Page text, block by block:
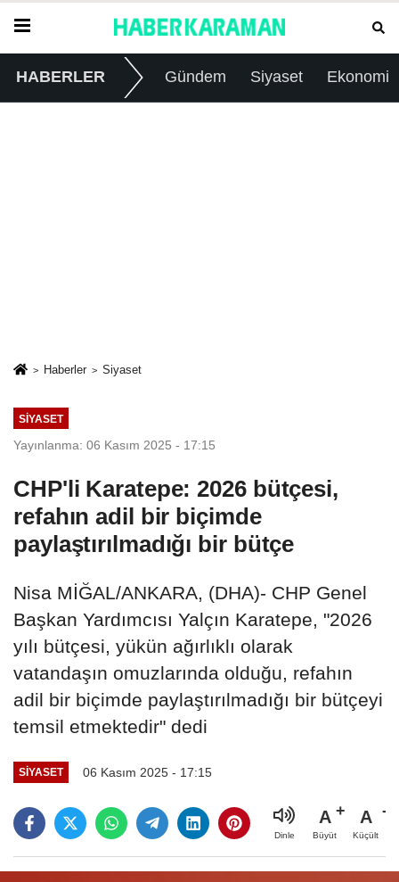
HABERLER Gündem Siyaset Ekonomi
Haberler Siyaset
SIYASET
Yayınlanma: 06 Kasım 2025 - 17:15
CHP'li Karatepe: 2026 bütçesi,
refahın adil bir biçimde
paylaştırılmadığı bir bütçe
Nisa MİĞAL/ANKARA, (DHA)- CHP Genel
Başkan Yardımcısı Yalçın Karatepe, "2026
yılı bütçesi, yükün ağırlıklı olarak
vatandaşın omuzlarında olduğu, refahın
adil bir biçimde paylaştırılmadığı bir bütçeyi
temsil etmektedir" dedi
SIYASET 06 Kasım 2025 - 17:15
Dinle
A
Büyüt
A
Küçült